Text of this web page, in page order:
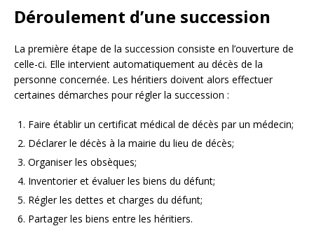
Déroulement d’une succession
La première étape de la succession consiste en l’ouverture de
celle-ci. Elle intervient automatiquement au décès de la
personne concernée. Les héritiers doivent alors effectuer
certaines démarches pour régler la succession :
Faire établir un certificat médical de décès par un médecin;
Déclarer le décès à la mairie du lieu de décès;
Organiser les obsèques;
Inventorier et évaluer les biens du défunt;
Régler les dettes et charges du défunt;
Partager les biens entre les héritiers.